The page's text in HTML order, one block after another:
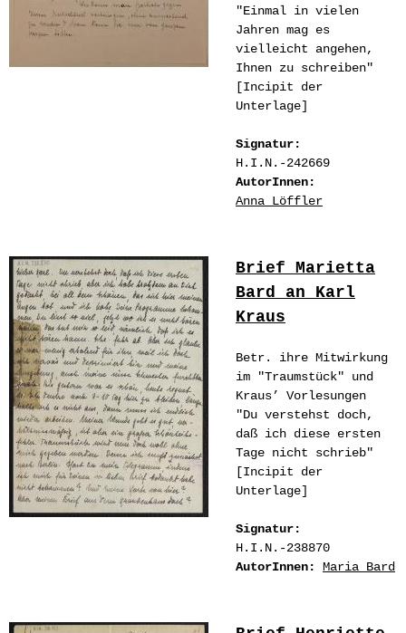
"Einmal in vielen
Jahren mag es
vielleicht angehen,
Ihnen zu schreiben"
[Incipit der
Unterlage]
Signatur:
H.I.N.-242669
AutorInnen:
Anna Löffler
Brief Marietta
Bard an Karl
Kraus
Betr. ihre Mitwirkung
im "Traumstück" und
Kraus’ Vorlesungen
"Du verstehst doch,
daß ich diese ersten
Tage nicht schrieb"
[Incipit der
Unterlage]
Signatur:
H.I.N.-238870
AutorInnen: Maria Bard